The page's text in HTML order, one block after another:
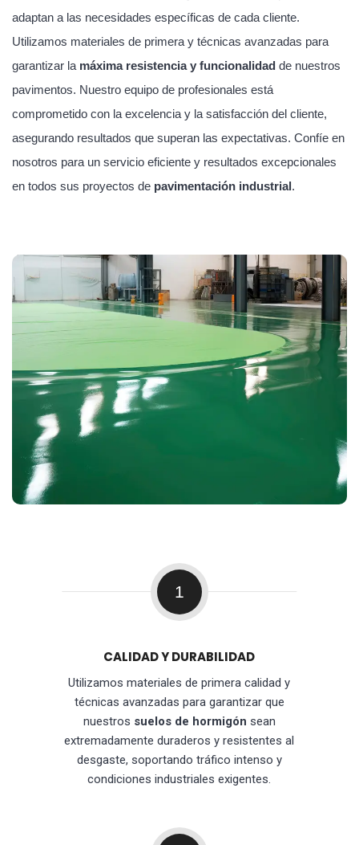
adaptan a las necesidades específicas de cada cliente.
Utilizamos materiales de primera y técnicas avanzadas para
garantizar la máxima resistencia y funcionalidad de nuestros
pavimentos. Nuestro equipo de profesionales está
comprometido con la excelencia y la satisfacción del cliente,
asegurando resultados que superan las expectativas. Confíe en
nosotros para un servicio eficiente y resultados excepcionales
en todos sus proyectos de pavimentación industrial.
1
CALIDAD Y DURABILIDAD
Utilizamos materiales de primera calidad y
técnicas avanzadas para garantizar que
nuestros suelos de hormigón sean
extremadamente duraderos y resistentes al
desgaste, soportando tráfico intenso y
condiciones industriales exigentes.